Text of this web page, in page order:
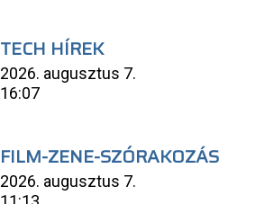
TECH HÍREK
2026. augusztus 7.
16:07
FILM-ZENE-SZÓRAKOZÁS
2026. augusztus 7.